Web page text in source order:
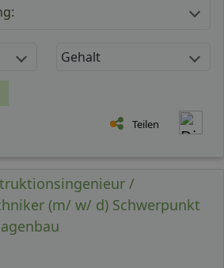
Gehalt
Teilen
/
(m/ w/ d) Schwerpunkt